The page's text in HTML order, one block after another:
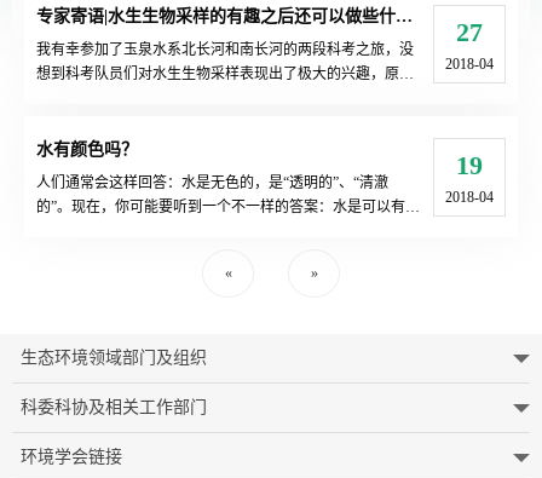
27
2018-04
专家寄语|水生生物采样的有趣之后还可以做些什么？
我有幸参加了玉泉水系北长河和南长河的两段科考之旅，没
想到科考队员们对水生生物采样表现出了极大的兴趣，原来
料。看得出来，你们喜欢没有见过的新鲜玩意，渴望课堂之
外的亲自动手和操作实践，这次的河湖科考恰好就给了你们
这样的机会，我也就理解了虽天公不作美，也没能拦住你们
19
2018-04
水有颜色吗？
人们通常会这样回答：水是无色的，是“透明的”、“清澈
的”。现在，你可能要听到一个不一样的答案：水是可以有颜
«
»
生态环境领域部门及组织
科委科协及相关工作部门
环境学会链接